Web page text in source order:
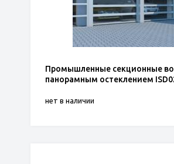
Промышленные секционные
панорамным остеклением
нет в наличии